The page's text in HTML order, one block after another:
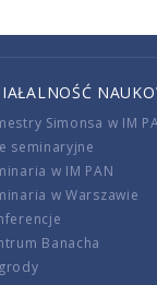
Simonsa w IM
seminaryjne
w IM PAN
w Warszawie
Banacha